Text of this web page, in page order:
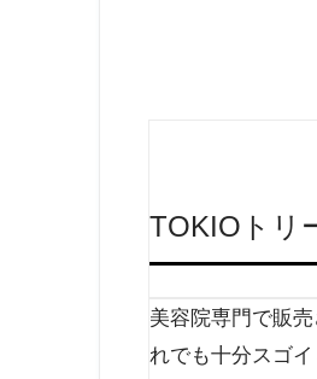
TOKIOトリ
美容院専門で販
れでも十分スゴ